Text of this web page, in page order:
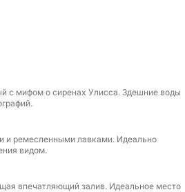
Гранде. На борту яхты
гостиной, вы сможете
включает остановки
ресторанов этого района или
исследовать Позитано и
ограничений по времени.
лучшие места остановок,
с мифом о сиренах Улисса. Здешние воды
и ремесленными лавками. Идеально
видом.
впечатляющий залив. Идеальное место